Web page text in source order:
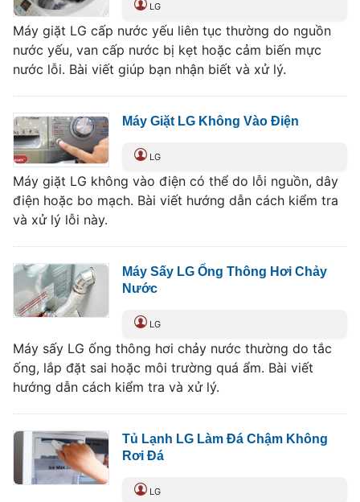
LG
Máy giặt LG cấp nước yếu liên tục thường do nguồn
nước yếu, van cấp nước bị kẹt hoặc cảm biến mực
nước lỗi. Bài viết giúp bạn nhận biết và xử lý.
Máy Giặt LG Không Vào Điện
LG
Máy giặt LG không vào điện có thể do lỗi nguồn, dây
điện hoặc bo mạch. Bài viết hướng dẫn cách kiểm tra
và xử lý lỗi này.
Máy Sấy LG Ống Thông Hơi Chảy
Nước
LG
Máy sấy LG ống thông hơi chảy nước thường do tắc
ống, lắp đặt sai hoặc môi trường quá ẩm. Bài viết
hướng dẫn cách kiểm tra và xử lý.
Tủ Lạnh LG Làm Đá Chậm Không
Rơi Đá
LG